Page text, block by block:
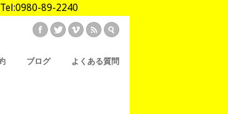
89-2240
ブログ よくある質問